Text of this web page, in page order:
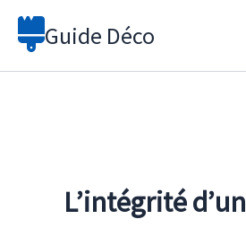
Aller
Guide Déco
L’intégrité d’un